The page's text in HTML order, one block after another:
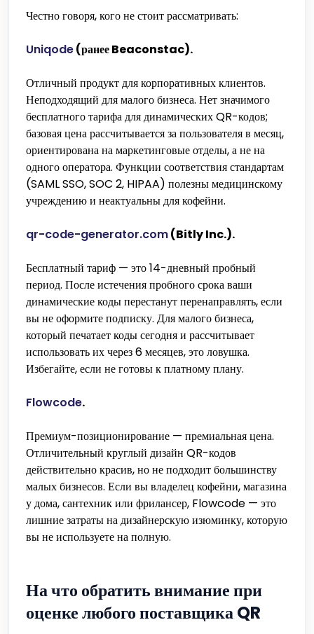
Честно говоря, кого не стоит рассматривать:
Uniqode(ранее Beaconstac).
Отличный продукт для корпоративных клиентов.
Неподходящий для малого бизнеса. Нет значимого
бесплатного тарифа для динамических QR-кодов;
базовая цена рассчитывается за пользователя в месяц,
ориентирована на маркетинговые отделы, а не на
одного оператора. Функции соответствия стандартам
(SAML SSO, SOC 2, HIPAA) полезны медицинскому
учреждению и неактуальны для кофейни.
qr-code-generator.com(Bitly Inc.).
Бесплатный тариф — это 14-дневный пробный
период. После истечения пробного срока ваши
динамические коды перестанут перенаправлять, если
вы не оформите подписку. Для малого бизнеса,
который печатает коды сегодня и рассчитывает
использовать их через 6 месяцев, это ловушка.
Избегайте, если не готовы к платному плану.
Flowcode.
Премиум-позиционирование — премиальная цена.
Отличительный круглый дизайн QR-кодов
действительно красив, но не подходит большинству
малых бизнесов. Если вы владелец кофейни, магазина
у дома, сантехник или фрилансер, Flowcode — это
лишние затраты на дизайнерскую изюминку, которую
вы не используете на полную.
На что обратить внимание при
оценке любого поставщика QR